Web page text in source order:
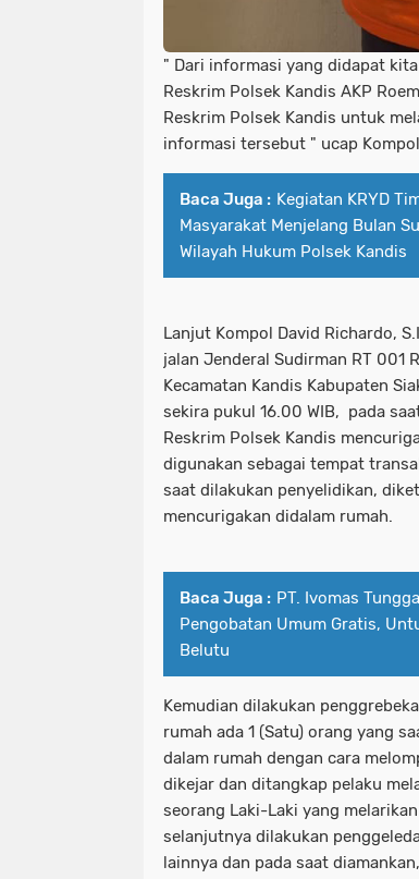
" Dari informasi yang didapat
Reskrim Polsek Kandis AKP
Reskrim Polsek Kandis untuk
informasi tersebut " ucap
Baca Juga : Kegiatan KRYD
Masyarakat Menjelang Bulan
Wilayah Hukum Polsek Kandis
Lanjut Kompol David Richardo,
jalan Jenderal Sudirman RT 001
Kecamatan Kandis Kabupaten
sekira pukul 16.00 WIB, pada
Reskrim Polsek Kandis
digunakan sebagai tempat
saat dilakukan penyelidikan,
mencurigakan didalam rumah.
Baca Juga : PT. Ivomas
Pengobatan Umum Gratis,
Belutu
Kemudian dilakukan
rumah ada 1 (Satu) orang yang
dalam rumah dengan cara
dikejar dan ditangkap pelaku
seorang Laki-Laki yang
selanjutnya dilakukan
lainnya dan pada saat